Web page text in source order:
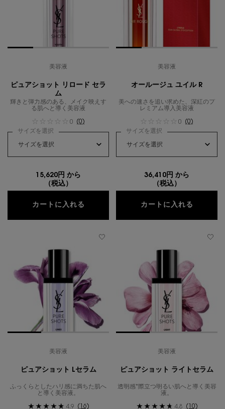
美容液
ピュアショット リロード セラ
ム
輝きと弾力感のある、メイク映えす
る肌へと導く美容液
0
(0)
サイズを選択
15,620円 から
（税込）
カートに入れる ピュアショット リロード セラム
美容液
オールージュ ユイル R
美への速さを追い求めた、深紅のプ
レミアム導入美容液
0
(0)
サイズを選択
36,410円 から
（税込）
カートに入れる
美容液
ピュアショット Lセラム
ふっくらとしたハリ感に満ちた肌へ
と導く美容液。
4.9 (16)
美容液
ピュアショット ライトセラム
透明感*際立つ明るい肌へと導く美容
液。
4.8 (10)